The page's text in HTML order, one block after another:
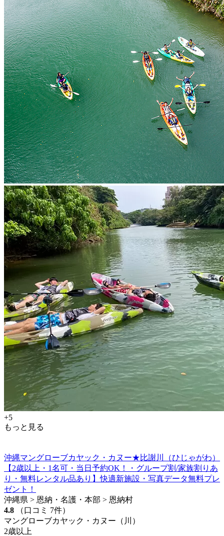
+5
もっと見る
沖縄マングローブカヤック・カヌー★比謝川（ひじゃがわ）
【2歳以上・1名可・当日予約OK！・グループ割/家族割りあ
り・無料レンタル品あり】快適新施設・写真データ無料プレ
ゼント！
沖縄県 > 恩納・名護・本部 > 恩納村
4.8
（口コミ 7件）
マングローブカヤック・カヌー（川）
2歳以上